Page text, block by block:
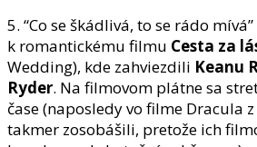
5. “Co se škádlivá, to se rádo
k romantickému filmu Cesta za
Wedding), kde zahviezdili Keanu
Ryder. Na filmovom plátne sa
čase (naposledy vo filme Dracula
takmer zosobášili, pretože ich